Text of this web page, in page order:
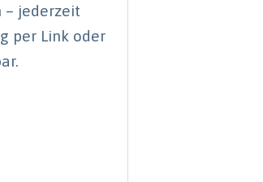
jederzeit
per Link oder